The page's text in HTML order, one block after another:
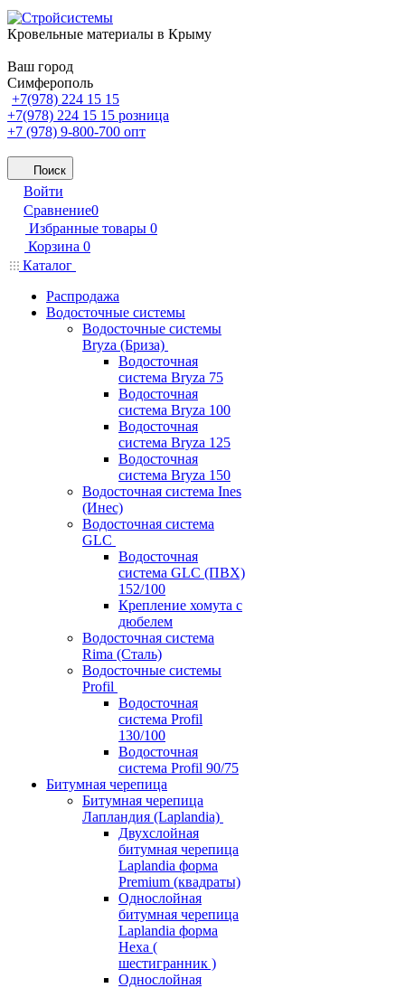
Кровельные материалы в Крыму
Ваш город
Симферополь
+7(978) 224 15 15
+7(978) 224 15 15 розница
+7 (978) 9-800-700 опт
Поиск
Войти
Сравнение0
Избранные товары 0
Корзина 0
Каталог
Распродажа
Водосточные системы
Водосточные системы
Bryza (Бриза)
Водосточная
система Bryza 75
Водосточная
система Bryza 100
Водосточная
система Bryza 125
Водосточная
система Bryza 150
Водосточная система Ines
(Инес)
Водосточная система
GLC
Водосточная
система GLC (ПВХ)
152/100
Крепление хомута с
дюбелем
Водосточная система
Rima (Сталь)
Водосточные системы
Profil
Водосточная
система Profil
130/100
Водосточная
система Profil 90/75
Битумная черепица
Битумная черепица
Лапландия (Laplandia)
Двухслойная
битумная черепица
Laplandia форма
Premium (квадраты)
Однослойная
битумная черепица
Laplandia форма
Hexa (
шестигранник )
Однослойная